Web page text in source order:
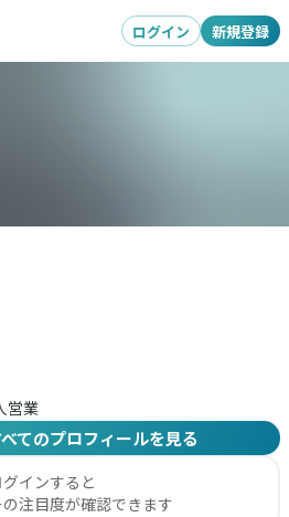
ログイン 新規登録
営業
てのプロフィールを見る
グインすると
注目度が確認できます